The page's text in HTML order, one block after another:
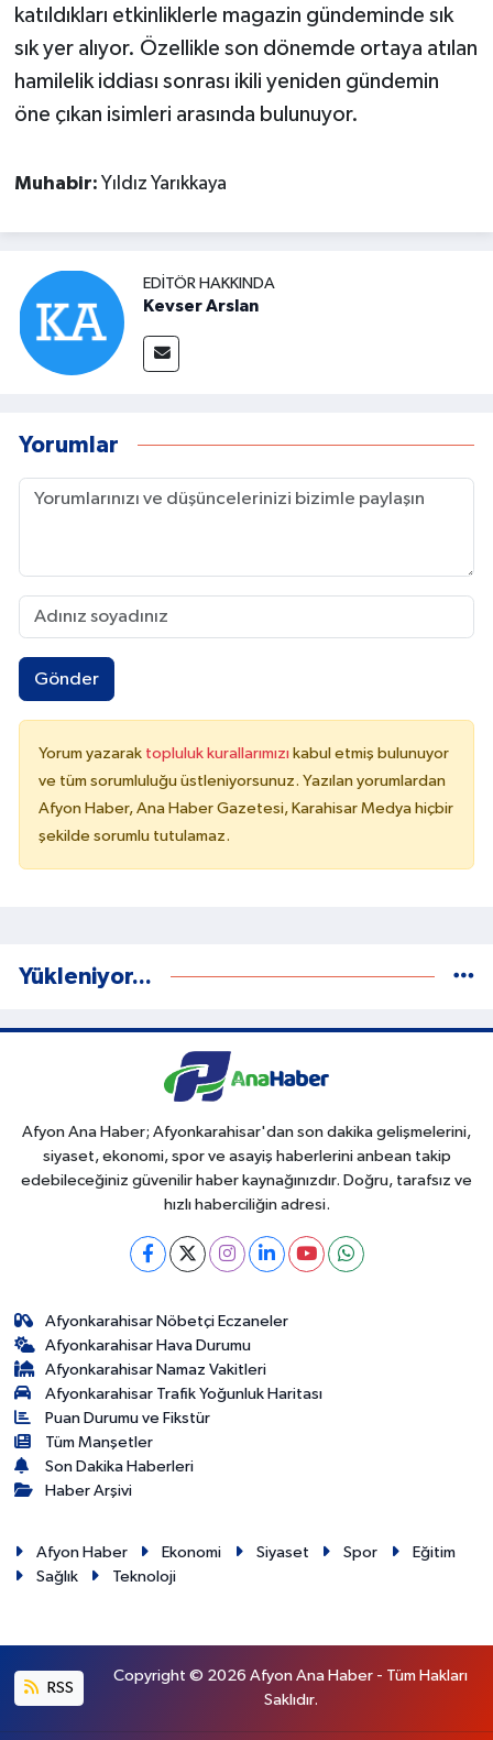
katıldıkları etkinliklerle magazin gündeminde sık
sık yer alıyor. Özellikle son dönemde ortaya atılan
hamilelik iddiası sonrası ikili yeniden gündemin
öne çıkan isimleri arasında bulunuyor.
Muhabir: Yıldız Yarıkkaya
EDITÖR HAKKINDA
Kevser Arslan
Yorumlar
Gönder
Yorum yazarak topluluk kurallarımızı kabul etmiş bulunuyor
ve tüm sorumluluğu üstleniyorsunuz. Yazılan yorumlardan
Afyon Haber, Ana Haber Gazetesi, Karahisar Medya hiçbir
şekilde sorumlu tutulamaz.
Yükleniyor...
Afyon Ana Haber; Afyonkarahisar'dan son dakika gelişmelerini,
siyaset, ekonomi, spor ve asayiş haberlerini anbean takip
edebileceğiniz güvenilir haber kaynağınızdır. Doğru, tarafsız ve
hızlı haberciliğin adresi.
Afyonkarahisar Nöbetçi Eczaneler
Afyonkarahisar Hava Durumu
Afyonkarahisar Namaz Vakitleri
Afyonkarahisar Trafik Yoğunluk Haritası
Puan Durumu ve Fikstür
Tüm Manşetler
Son Dakika Haberleri
Haber Arşivi
Afyon Haber Ekonomi Siyaset Spor
Eğitim
Sağlık
Teknoloji
RSS
Copyright © 2026 Afyon Ana Haber - Tüm Hakları
Saklıdır.